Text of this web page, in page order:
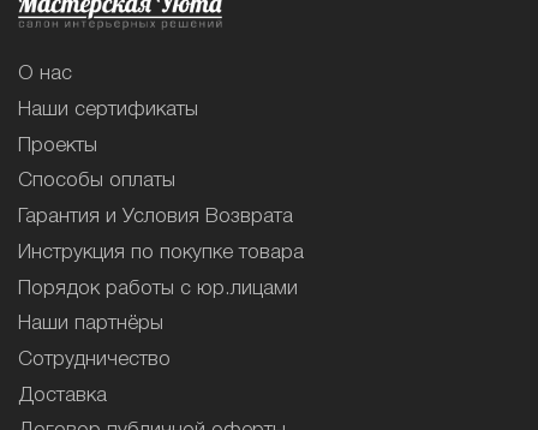
О нас
Наши сертификаты
Проекты
Способы оплаты
Гарантия и Условия Возврата
Инструкция по покупке товара
Порядок работы с юр.лицами
Наши партнёры
Сотрудничество
Доставка